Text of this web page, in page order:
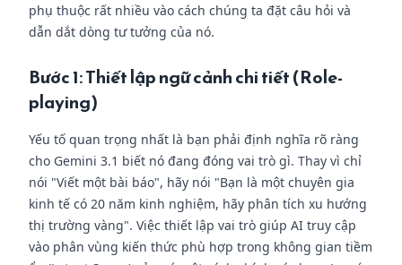
phụ thuộc rất nhiều vào cách chúng ta đặt câu hỏi và
dẫn dắt dòng tư tưởng của nó.
Bước 1: Thiết lập ngữ cảnh chi tiết (Role-
playing)
Yếu tố quan trọng nhất là bạn phải định nghĩa rõ ràng
cho Gemini 3.1 biết nó đang đóng vai trò gì. Thay vì chỉ
nói "Viết một bài báo", hãy nói "Bạn là một chuyên gia
kinh tế có 20 năm kinh nghiệm, hãy phân tích xu hướng
thị trường vàng". Việc thiết lập vai trò giúp AI truy cập
vào phân vùng kiến thức phù hợp trong không gian tiềm